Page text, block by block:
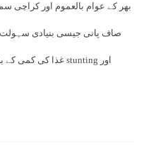
بھر کے عوام بالعموم اور کراچی
صاف پانی جیسی بنیادی سہولت